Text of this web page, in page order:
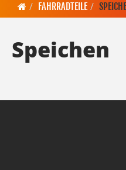
FAHRRADTEILE
Speichen